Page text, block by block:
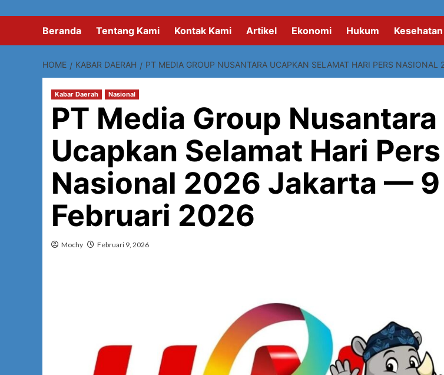
Beranda Tentang Kami Kontak Kami Artikel Ekonomi Hukum Kesehatan
HOME KABAR DAERAH PT MEDIA GROUP NUSANTARA UCAPKAN SELAMAT HARI PERS
Kabar Daerah Nasional
PT Media Group Nusantara
Ucapkan Selamat Hari Pers
Nasional 2026 Jakarta — 9
Februari 2026
Mochy Februari 9, 2026